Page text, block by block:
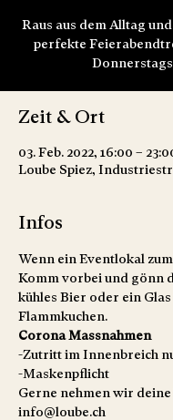
Raus aus dem Alltag
perfekte
Zeit & Ort
03. Feb. 2022, 16:00 –
Loube Spiez,
Infos
Wenn ein Eventlokal
Komm vorbei und gönn
kühles Bier oder ein
Flammkuchen.
Corona Massnahmen
-Zutritt im Innenbreich
-Maskenpflicht
Gerne nehmen wir deine
info@loube.ch